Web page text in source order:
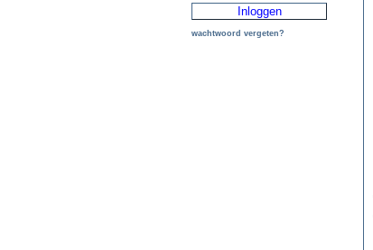
wachtwoord vergeten?